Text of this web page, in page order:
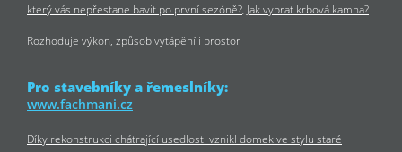
který vás nepřestane bavit po první sezóně? Jak vybrat krbová kamna?
Rozhoduje výkon, způsob vytápění i prostor
Pro stavebníky a řemeslníky:
www.fachmani.cz
Díky rekonstrukci chátrající usedlosti vznikl domek ve stylu staré